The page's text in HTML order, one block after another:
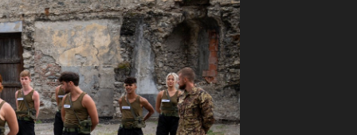
d’Arte
Venezia
Film Festival
di Roma
Festival